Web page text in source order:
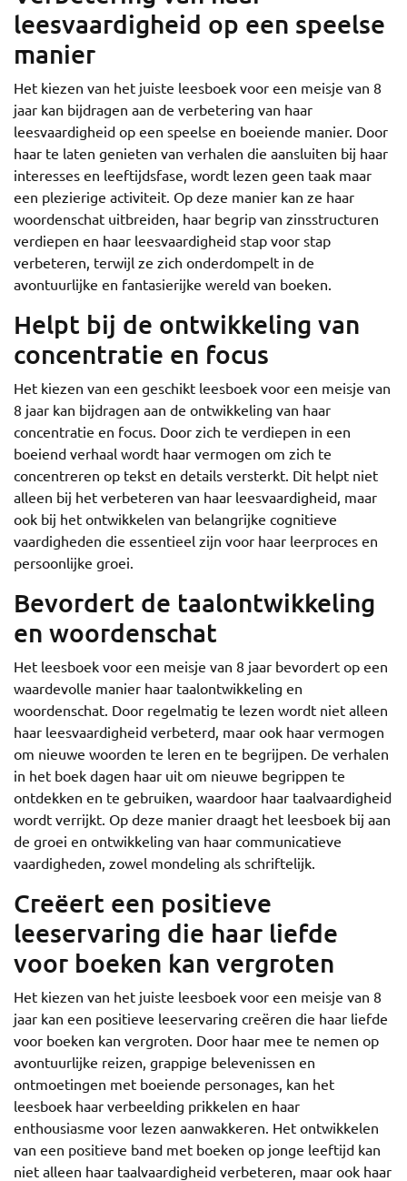
leesvaardigheid op een speelse
manier
Het kiezen van het juiste leesboek voor een meisje van 8
jaar kan bijdragen aan de verbetering van haar
leesvaardigheid op een speelse en boeiende manier. Door
haar te laten genieten van verhalen die aansluiten bij haar
interesses en leeftijdsfase, wordt lezen geen taak maar
een plezierige activiteit. Op deze manier kan ze haar
woordenschat uitbreiden, haar begrip van zinsstructuren
verdiepen en haar leesvaardigheid stap voor stap
verbeteren, terwijl ze zich onderdompelt in de
avontuurlijke en fantasierijke wereld van boeken.
Helpt bij de ontwikkeling van
concentratie en focus
Het kiezen van een geschikt leesboek voor een meisje van
8 jaar kan bijdragen aan de ontwikkeling van haar
concentratie en focus. Door zich te verdiepen in een
boeiend verhaal wordt haar vermogen om zich te
concentreren op tekst en details versterkt. Dit helpt niet
alleen bij het verbeteren van haar leesvaardigheid, maar
ook bij het ontwikkelen van belangrijke cognitieve
vaardigheden die essentieel zijn voor haar leerproces en
persoonlijke groei.
Bevordert de taalontwikkeling
en woordenschat
Het leesboek voor een meisje van 8 jaar bevordert op een
waardevolle manier haar taalontwikkeling en
woordenschat. Door regelmatig te lezen wordt niet alleen
haar leesvaardigheid verbeterd, maar ook haar vermogen
om nieuwe woorden te leren en te begrijpen. De verhalen
in het boek dagen haar uit om nieuwe begrippen te
ontdekken en te gebruiken, waardoor haar taalvaardigheid
wordt verrijkt. Op deze manier draagt het leesboek bij aan
de groei en ontwikkeling van haar communicatieve
vaardigheden, zowel mondeling als schriftelijk.
Creëert een positieve
leeservaring die haar liefde
voor boeken kan vergroten
Het kiezen van het juiste leesboek voor een meisje van 8
jaar kan een positieve leeservaring creëren die haar liefde
voor boeken kan vergroten. Door haar mee te nemen op
avontuurlijke reizen, grappige belevenissen en
ontmoetingen met boeiende personages, kan het
leesboek haar verbeelding prikkelen en haar
enthousiasme voor lezen aanwakkeren. Het ontwikkelen
van een positieve band met boeken op jonge leeftijd kan
niet alleen haar taalvaardigheid verbeteren, maar ook haar